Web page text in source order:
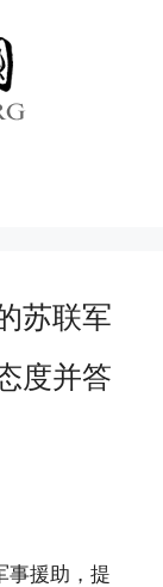
苏联军
度并答
事援助，提